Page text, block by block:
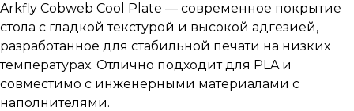
Arkfly Cobweb Cool Plate — современное покрытие
стола с гладкой текстурой и высокой адгезией,
разработанное для стабильной печати на низких
температурах. Отлично подходит для PLA и
совместимо с инженерными материалами с
наполнителями.